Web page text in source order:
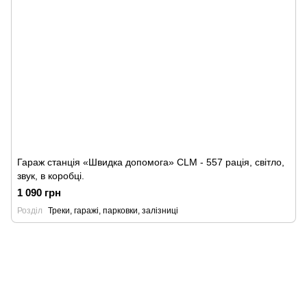
Гараж станція «Швидка допомога» CLM - 557 рація, світло,
звук, в коробці.
1 090 грн
Розділ Треки, гаражі, парковки, залізниці